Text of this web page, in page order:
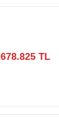
678.825 TL